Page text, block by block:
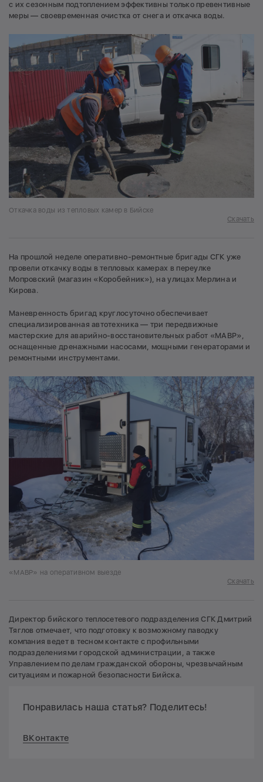
с их сезонным подтоплением эффективны только превентивные
меры — своевременная очистка от снега и откачка воды.
Откачка воды из тепловых камер в Бийске
Скачать
На прошлой неделе оперативно-ремонтные бригады СГК уже
провели откачку воды в тепловых камерах в переулке
Мопровский (магазин «Коробейник»), на улицах Мерлина и
Кирова.
Маневренность бригад круглосуточно обеспечивает
специализированная автотехника — три передвижные
мастерские для аварийно-восстановительных работ «МАВР»,
оснащенные дренажными насосами, мощными генераторами и
ремонтными инструментами.
«МАВР» на оперативном выезде
Скачать
Директор бийского теплосетевого подразделения СГК Дмитрий
Тяглов отмечает, что подготовку к возможному паводку
компания ведет в тесном контакте с профильными
подразделениями городской администрации, а также
Управлением по делам гражданской обороны, чрезвычайным
ситуациям и пожарной безопасности Бийска.
Понравилась наша статья? Поделитесь!
ВКонтакте